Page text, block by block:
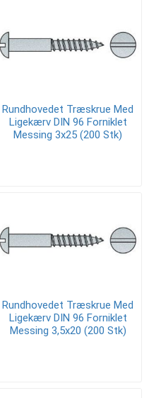
Rundhovedet Træskrue Med
Ligekærv DIN 96 Forniklet
Messing 3x25 (200 Stk)
Rundhovedet Træskrue Med
Ligekærv DIN 96 Forniklet
Messing 3,5x20 (200 Stk)